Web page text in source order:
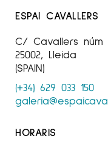
Des de principis
Madrid Arxivat
Ha treballat
d’art espanyoles
Barcelona o Sant
aEspai Cavallers
ESPAI CAVALLERS
C/ Cavallers núm
25002, Lleida
(SPAIN)
(+34) 629 033 150
HORARIS